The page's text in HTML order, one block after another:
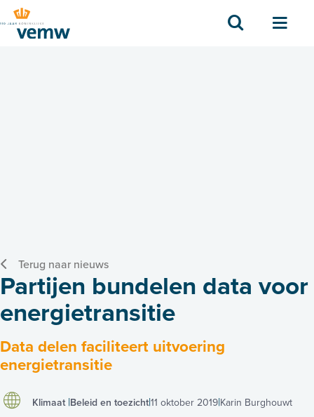
Zoek
Terug naar nieuws
Partijen bundelen data voor
energietransitie
Data delen faciliteert uitvoering
energietransitie
Klimaat Beleid en toezicht 11 oktober 2019 Karin Burghouwt